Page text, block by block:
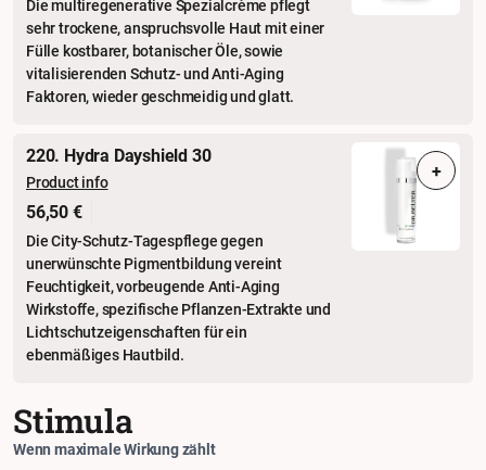
Die multiregenerative Spezialcrème pflegt
sehr trockene, anspruchsvolle Haut mit einer
Fülle kostbarer, botani­scher Öle, sowie
vitalisierenden Schutz- und Anti-Aging
Faktoren, wieder ge­schmeidig und glatt.
220. Hydra Dayshield 30
Product info
56,50 €
Die City-Schutz-Tagespflege gegen
unerwünschte Pigmentbildung vereint
Feuchtigkeit, vorbeugende Anti-Aging
Wirkstoffe, spe­zifische Pflanzen-Extrakte und
Lichtschutzeigenschaften für ein
ebenmäßiges Hautbild.
+
Stimula
Wenn maximale Wirkung zählt